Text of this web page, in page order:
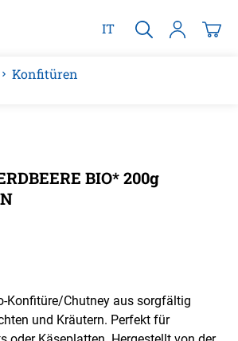
IT
Konfitüren
BIO* 200g
Konfitüre/Chutney aus sorgfältig
und Kräutern. Perfekt für